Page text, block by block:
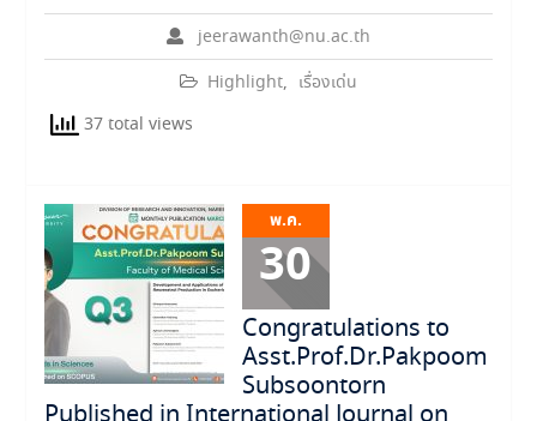
jeerawanth@nu.ac.th
Highlight, เรื่องเด่น
37 total views
พ.ค.
30
Congratulations to
Asst.Prof.Dr.Pakpoom
Subsoontorn